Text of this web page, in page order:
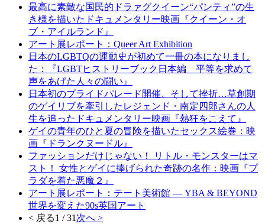
最高に素敵な国⺠的ドラァグクイーン“パンティ”の生
き様を描いたドキュメンタリー映画『クイーン・オ
ブ・アイルランド』
アート展レポート：Queer Art Exhibition
日本のLGBTQの運動史が初めて一冊の本になりまし
た：『LGBTヒストリーブック日本編 平等を求めて
声をあげた人々の闘い』
日本初のプライドパレード開催、そして挫折…草創期
のゲイリブを牽引したレジェンド・南定四郎さんの人
生を追ったドキュメンタリー映画『熱狂をこえて』
ゲイの青年のひと夏の冒険を描いたセックス絵巻：映
画『ドランクヌードル』
ファッションだけじゃない！ リトル・モンスターはマ
スト！ 女性とゲイに捧げられた奇跡の名作：映画『プ
ラダを着た悪魔２』
アート展レポート：テート美術館 ― YBA & BEYOND
世界を変えた90s英国アート
< 戻る1 / 31 次へ >